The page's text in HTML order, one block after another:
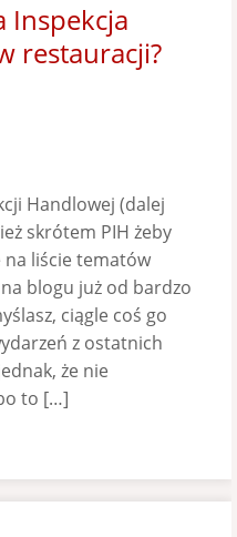
Inspekcja
restauracji?
Handlowej (dalej
skrótem PIH żeby
na liście tematów
blogu już od bardzo
ciągle coś go
z ostatnich
że nie
to […]